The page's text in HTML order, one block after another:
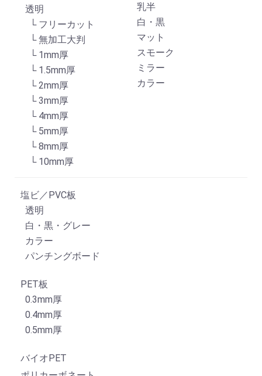
透明
└ フリーカット
└ 無加工大判
└ 1mm厚
└ 1.5mm厚
└ 2mm厚
└ 3mm厚
└ 4mm厚
└ 5mm厚
└ 8mm厚
└ 10mm厚
乳半
白・黒
マット
スモーク
ミラー
カラー
塩ビ／PVC板
透明
白・黒・グレー
カラー
パンチングボード
PET板
0.3mm厚
0.4mm厚
0.5mm厚
バイオPET